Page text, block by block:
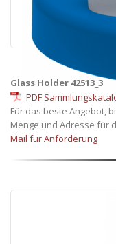
Glass Holder 42513_3
PDF
Für das beste Angebot,
Menge und Adresse für
Mail für Anforderung